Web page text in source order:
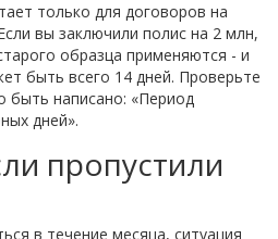
только для договоров на
вы заключили полис на 2 млн,
образца применяются - и
быть всего 14 дней. Проверьте
быть написано: «Период
дней».
пропустили
в течение месяца, ситуация